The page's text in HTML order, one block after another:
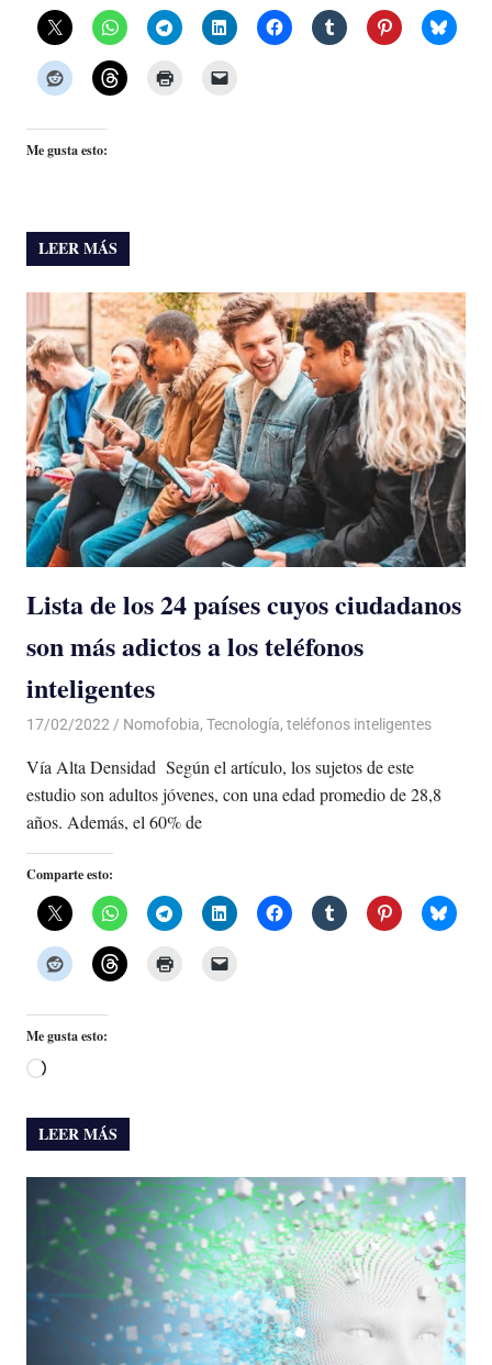
Me gusta esto:
LEER MÁS
Lista de los 24 países cuyos ciudadanos
son más adictos a los teléfonos
inteligentes
17/02/2022 De todo un Poco
Nomofobia, Tecnología, teléfonos inteligentes
Vía Alta Densidad Según el artículo, los sujetos de este
estudio son adultos jóvenes, con una edad promedio de 28,8
años. Además, el 60% de
Comparte esto:
Me gusta esto:
Cargando...
LEER MÁS